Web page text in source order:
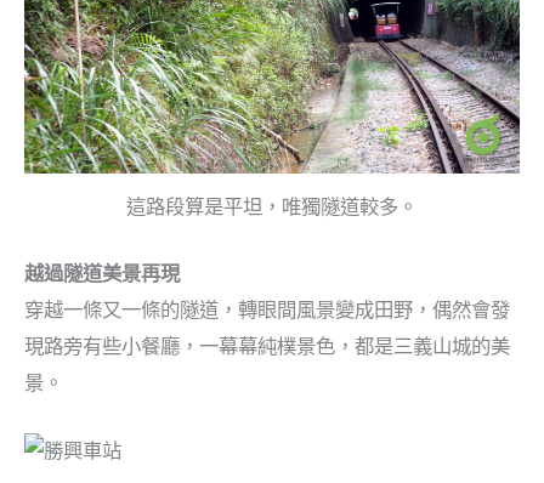
這路段算是平坦，唯獨隧道較多。
越過隧道美景再現
穿越一條又一條的隧道，轉眼間風景變成田野，偶然會發
現路旁有些小餐廳，一幕幕純樸景色，都是三義山城的美
景。